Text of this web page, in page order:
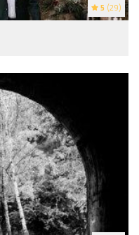
5 (29)